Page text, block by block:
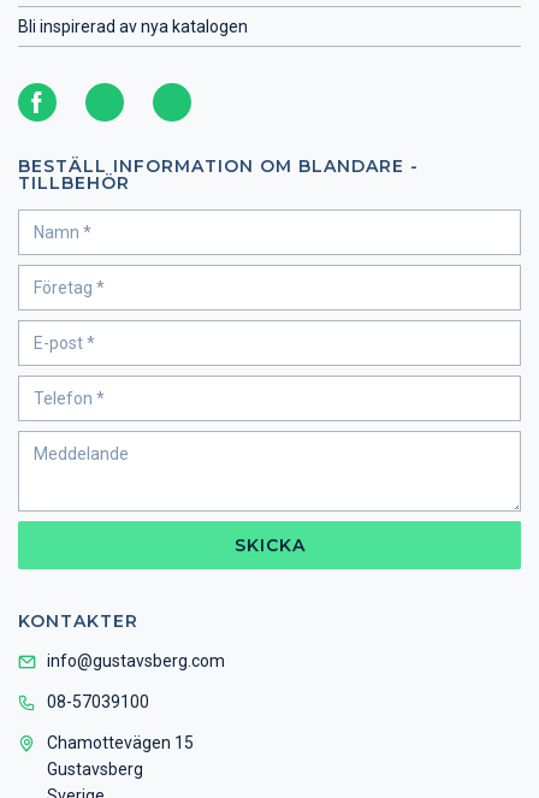
Bli inspirerad av nya katalogen
BESTÄLL INFORMATION OM BLANDARE -
TILLBEHÖR
SKICKA
KONTAKTER
info@gustavsberg.com
08-57039100
Chamottevägen 15
Gustavsberg